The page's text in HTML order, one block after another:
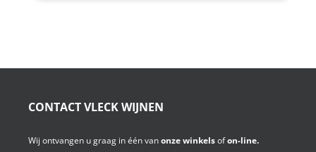
CONTACT VLECK WIJNEN
Wij ontvangen u graag in één vanonze winkelsofon-line.